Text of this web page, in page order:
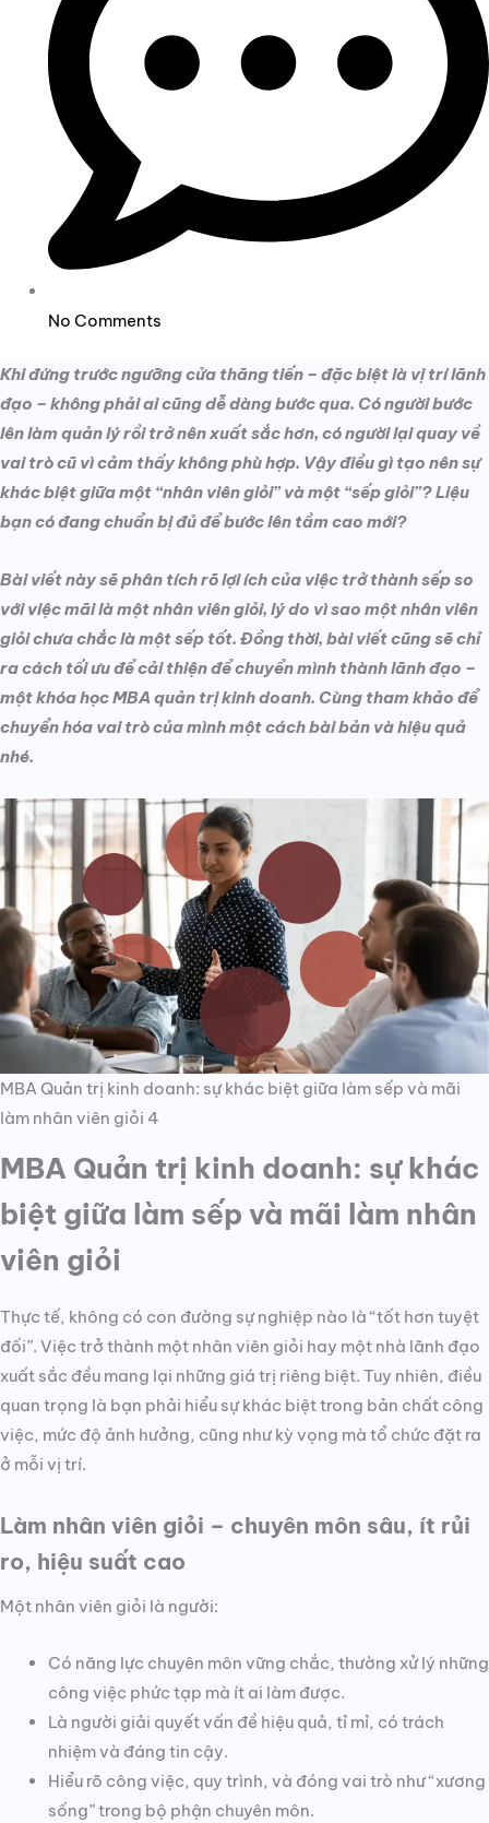
No Comments
Khi đứng trước ngưỡng cửa thăng tiến – đặc biệt là vị trí lãnh
đạo – không phải ai cũng dễ dàng bước qua. Có người bước
lên làm quản lý rồi trở nên xuất sắc hơn, có người lại quay về
vai trò cũ vì cảm thấy không phù hợp. Vậy điều gì tạo nên sự
khác biệt giữa một “nhân viên giỏi” và một “sếp giỏi”? Liệu
bạn có đang chuẩn bị đủ để bước lên tầm cao mới?
Bài viết này sẽ phân tích rõ lợi ích của việc trở thành sếp so
với việc mãi là một nhân viên giỏi, lý do vì sao một nhân viên
giỏi chưa chắc là một sếp tốt. Đồng thời, bài viết cũng sẽ chỉ
ra cách tối ưu để cải thiện để chuyển mình thành lãnh đạo –
một khóa học MBA quản trị kinh doanh. Cùng tham khảo để
chuyển hóa vai trò của mình một cách bài bản và hiệu quả
nhé.
MBA Quản trị kinh doanh: sự khác biệt giữa làm sếp và mãi
làm nhân viên giỏi 4
MBA Quản trị kinh doanh: sự khác
biệt giữa làm sếp và mãi làm nhân
viên giỏi
Thực tế, không có con đường sự nghiệp nào là “tốt hơn tuyệt
đối”. Việc trở thành một nhân viên giỏi hay một nhà lãnh đạo
xuất sắc đều mang lại những giá trị riêng biệt. Tuy nhiên, điều
quan trọng là bạn phải hiểu sự khác biệt trong bản chất công
việc, mức độ ảnh hưởng, cũng như kỳ vọng mà tổ chức đặt ra
ở mỗi vị trí.
Làm nhân viên giỏi – chuyên môn sâu, ít rủi
ro, hiệu suất cao
Một nhân viên giỏi là người:
Có năng lực chuyên môn vững chắc, thường xử lý những
công việc phức tạp mà ít ai làm được.
Là người giải quyết vấn đề hiệu quả, tỉ mỉ, có trách
nhiệm và đáng tin cậy.
Hiểu rõ công việc, quy trình, và đóng vai trò như “xương
sống” trong bộ phận chuyên môn.